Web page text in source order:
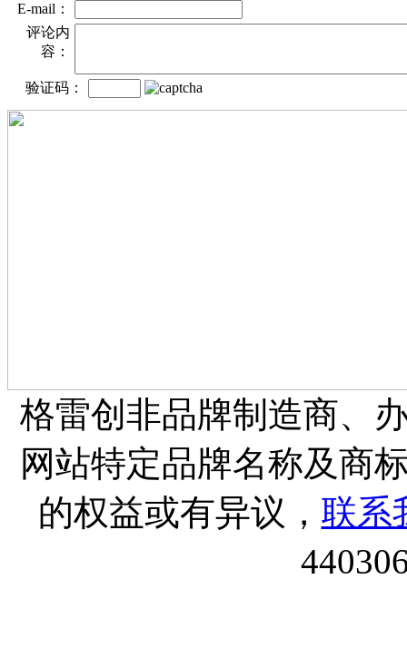
E-mail：
评论内
容：
验证码：
格雷创非品牌制造商、
网站特定品牌名称及商
的权益或有异议， 联系